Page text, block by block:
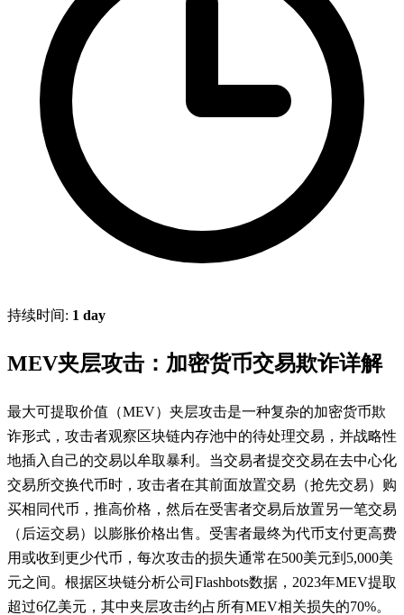
持续时间: 1 day
MEV夹层攻击：加密货币交易欺诈详解
最大可提取价值（MEV）夹层攻击是一种复杂的加密货币欺
诈形式，攻击者观察区块链内存池中的待处理交易，并战略性
地插入自己的交易以牟取暴利。当交易者提交交易在去中心化
交易所交换代币时，攻击者在其前面放置交易（抢先交易）购
买相同代币，推高价格，然后在受害者交易后放置另一笔交易
（后运交易）以膨胀价格出售。受害者最终为代币支付更高费
用或收到更少代币，每次攻击的损失通常在500美元到5,000美
元之间。根据区块链分析公司Flashbots数据，2023年MEV提取
超过6亿美元，其中夹层攻击约占所有MEV相关损失的70%。